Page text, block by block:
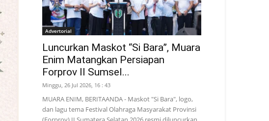
Advertorial
Luncurkan Maskot “Si Bara”, Muara
Enim Matangkan Persiapan
Forprov II Sumsel...
Minggu, 26 Jul 2026, 16 : 43
MUARA ENIM, BERITAANDA - Maskot "Si Bara", logo,
dan lagu tema Festival Olahraga Masyarakat Provinsi